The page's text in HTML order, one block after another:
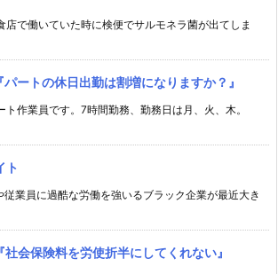
で働いていた時に検便でサルモネラ菌が出てしま
ートの休日出勤は割増になりますか？』
作業員です。7時間勤務、勤務日は月、火、木。
ト
業員に過酷な労働を強いるブラック企業が最近大き
会保険料を労使折半にしてくれない』